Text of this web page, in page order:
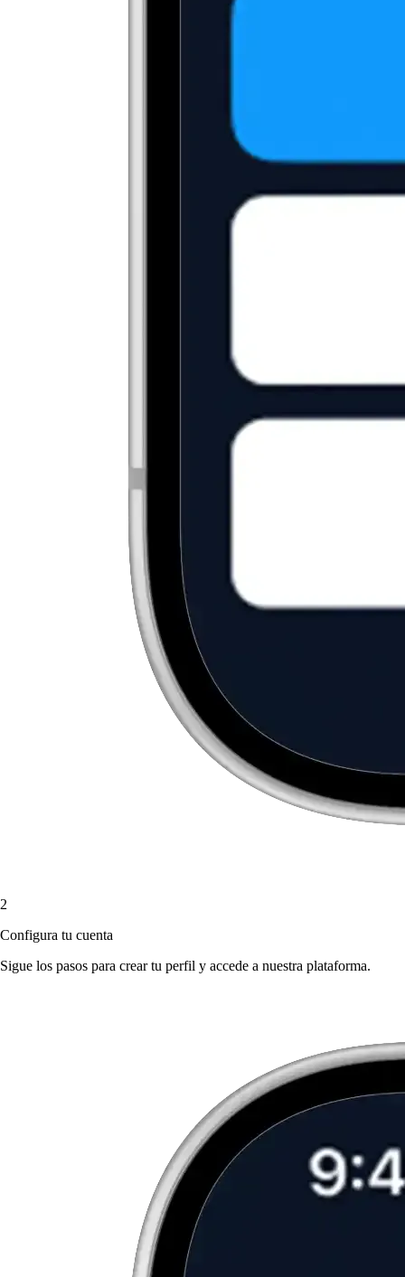
2
Configura tu cuenta
Sigue los pasos para crear tu perfil y accede a nuestra plataforma.